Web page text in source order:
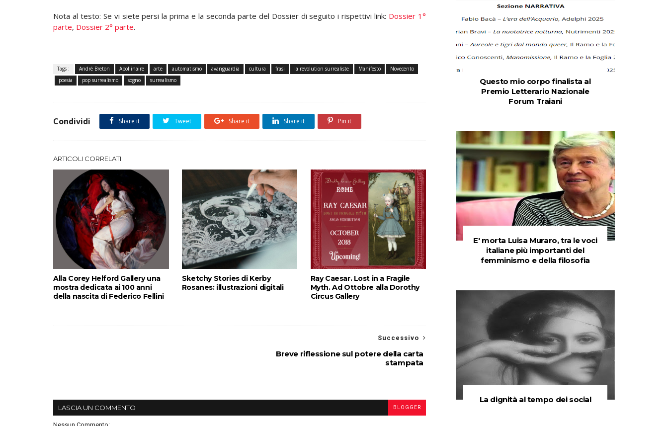
Nota al testo: Se vi siete persi la prima e la seconda parte del Dossier di seguito i rispettivi link: Dossier 1°
parte, Dossier 2° parte.
Tags : André Breton Apollinaire arte automatismo avanguardia cultura frasi la revolution surrealiste Manifesto
Novecento
poesia
pop surrealismo sogno surrealismo
Condividi Share it Tweet Share it Share it Pin it
ARTICOLI CORRELATI
Alla Corey Helford Gallery una
mostra dedicata ai 100 anni
della nascita di Federico Fellini
Sketchy Stories di Kerby
Rosanes: illustrazioni digitali
Ray Caesar. Lost in a Fragile
Myth. Ad Ottobre alla Dorothy
Circus Gallery
Successivo
Breve riflessione sul potere della carta
stampata
LASCIA UN COMMENTO BLOGGER
Questo mio corpo finalista al
Premio Letterario Nazionale
Forum Traiani
E' morta Luisa Muraro, tra le voci
italiane più importanti del
femminismo e della filosofia
La dignità al tempo dei social